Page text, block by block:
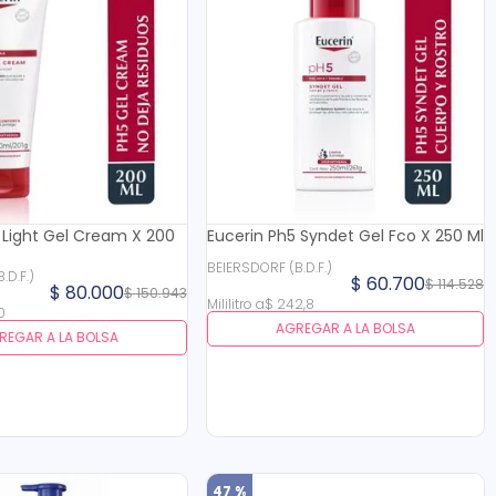
Gel Cream X 200
(B.D.F.)
$150.943
$ 80.000
A LA BOLSA
Eucerin Ph5 Syndet Gel Fco X 250 Ml
BEIERSDORF (B.D.F.)
$114.528
$ 60.700
Mililitro a$ 242,8
AGREGAR A LA BOLSA
47 %